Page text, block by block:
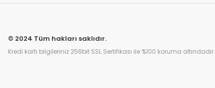
© 2024 Tüm hakları saklıdır.
Kredi kartı bilgileriniz 256bit SSL Sertifikası ile %100 koruma altındadır.